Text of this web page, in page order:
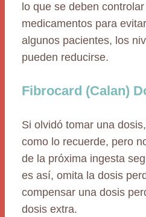
lo que se deben
medicamentos para
algunos pacientes, los
pueden reducirse.
Fibrocard (Calan)
Si olvidó tomar una
como lo recuerde, pero
de la próxima ingesta
es así, omita la dosis
compensar una dosis
dosis extra.